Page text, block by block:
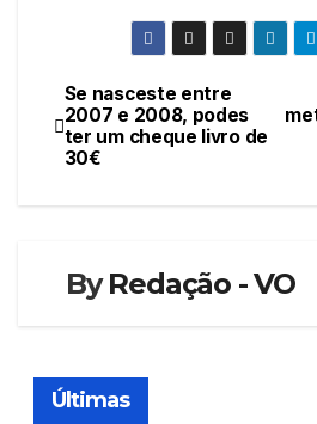
Navegação
de
Se nasceste entre
2007 e 2008, podes
ter um cheque livro de
30€
ByRedação - VO
Últimas